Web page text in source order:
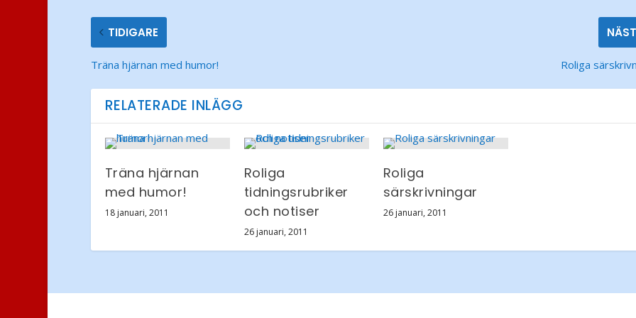
TIDIGARE
Träna hjärnan med humor! Roliga
RELATERADE INLÄGG
Träna hjärnan
med humor!
18 januari, 2011
Roliga
tidningsrubriker
och notiser
26 januari, 2011
Roliga
särskrivningar
26 januari, 2011